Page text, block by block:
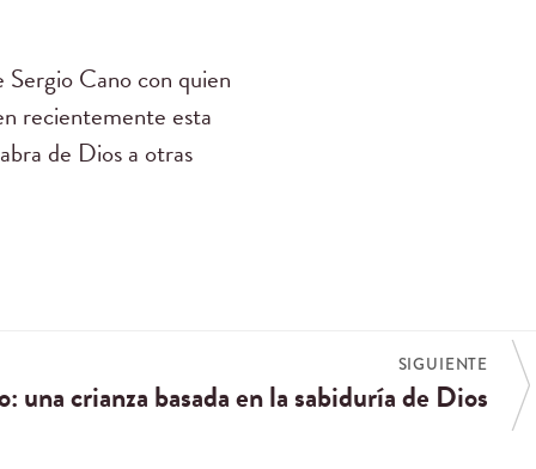
Sergio Cano con quien
recientemente esta
de Dios a otras
SIGUIENTE
una crianza basada en la sabiduría de Dios